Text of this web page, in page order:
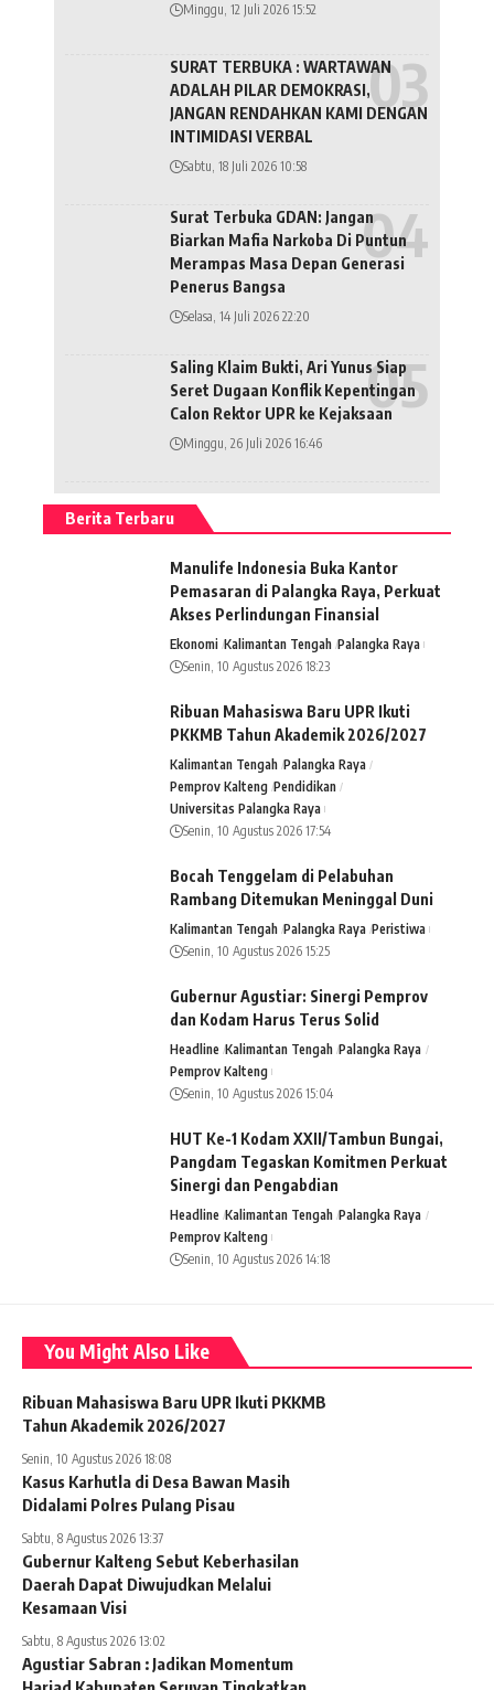
Minggu, 12 Juli 2026 15:52
SURAT TERBUKA : WARTAWAN
ADALAH PILAR DEMOKRASI,
JANGAN RENDAHKAN KAMI DENGAN
INTIMIDASI VERBAL
Sabtu, 18 Juli 2026 10:58
Surat Terbuka GDAN: Jangan
Biarkan Mafia Narkoba Di Puntun
Merampas Masa Depan Generasi
Penerus Bangsa
Selasa, 14 Juli 2026 22:20
Saling Klaim Bukti, Ari Yunus Siap
Seret Dugaan Konflik Kepentingan
Calon Rektor UPR ke Kejaksaan
Minggu, 26 Juli 2026 16:46
Berita Terbaru
Manulife Indonesia Buka Kantor
Pemasaran di Palangka Raya, Perkuat
Akses Perlindungan Finansial
Ekonomi Kalimantan Tengah Palangka Raya
Senin, 10 Agustus 2026 18:23
Ribuan Mahasiswa Baru UPR Ikuti
PKKMB Tahun Akademik 2026/2027
Kalimantan Tengah Palangka Raya
Pemprov Kalteng Pendidikan
Universitas Palangka Raya
Senin, 10 Agustus 2026 17:54
Bocah Tenggelam di Pelabuhan
Rambang Ditemukan Meninggal Duni
Kalimantan Tengah Palangka Raya Peristiwa
Senin, 10 Agustus 2026 15:25
Gubernur Agustiar: Sinergi Pemprov
dan Kodam Harus Terus Solid
Headline Kalimantan Tengah Palangka Raya
Pemprov Kalteng
Senin, 10 Agustus 2026 15:04
HUT Ke-1 Kodam XXII/Tambun Bungai,
Pangdam Tegaskan Komitmen Perkuat
Sinergi dan Pengabdian
Headline Kalimantan Tengah Palangka Raya
Pemprov Kalteng
Senin, 10 Agustus 2026 14:18
You Might Also Like
Ribuan Mahasiswa Baru UPR Ikuti PKKMB
Tahun Akademik 2026/2027
Senin, 10 Agustus 2026 18:08
Kasus Karhutla di Desa Bawan Masih
Didalami Polres Pulang Pisau
Sabtu, 8 Agustus 2026 13:37
Gubernur Kalteng Sebut Keberhasilan
Daerah Dapat Diwujudkan Melalui
Kesamaan Visi
Sabtu, 8 Agustus 2026 13:02
Agustiar Sabran : Jadikan Momentum